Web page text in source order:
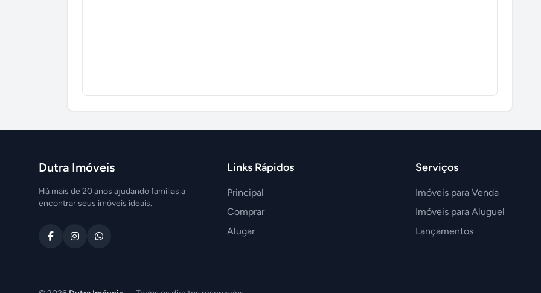
Dutra Imóveis
Há mais de 20 anos ajudando famílias a
encontrar seus imóveis ideais.
Links Rápidos
Principal
Comprar
Alugar
Serviços
Imóveis para Venda
Imóveis para Aluguel
Lançamentos